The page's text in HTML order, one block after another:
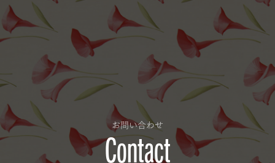
お問い合わせ
Contact